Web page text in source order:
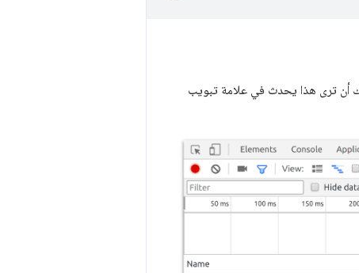
أن ترى هذا يحدث في علامة تبويب